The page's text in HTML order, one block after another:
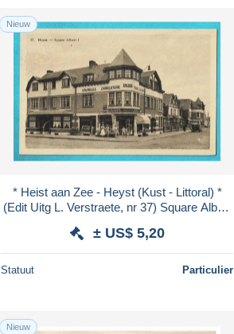
Nieuw
* Heist aan Zee - Heyst (Kust - Littoral) *
(Edit Uitg L. Verstraete, nr 37) Square Albert
± US$ 5,20
Statuut Particulier
Nieuw